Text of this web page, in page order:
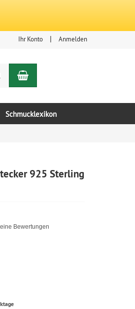
Ihr Konto Anmelden
Warenkorb
Schmucklexikon
925 Sterling
Bewertungen